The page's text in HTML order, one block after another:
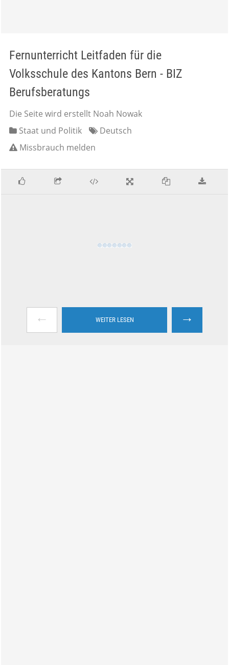
Fernunterricht Leitfaden für die
Volksschule des Kantons Bern - BIZ
Berufsberatungs
Die Seite wird erstellt Noah Nowak
Staat und Politik
Deutsch
Missbrauch melden
← WEITER LESEN →